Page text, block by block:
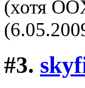
(хотя
#3.